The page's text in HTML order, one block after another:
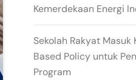
Kemerdekaan Energi
Sekolah Rakyat
Based Policy untuk
Program